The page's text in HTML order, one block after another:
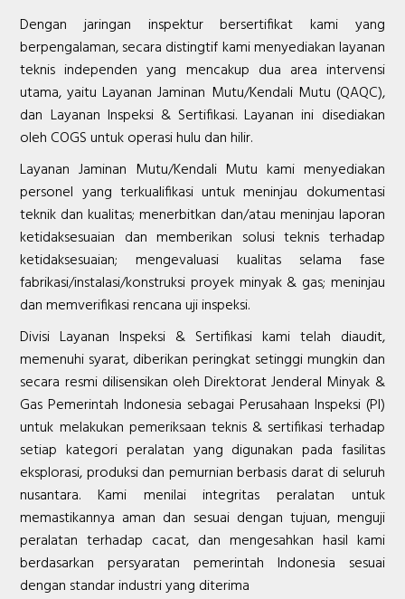
Dengan jaringan inspektur bersertifikat kami yang
berpengalaman, secara distingtif kami menyediakan layanan
teknis independen yang mencakup dua area intervensi
utama, yaitu Layanan Jaminan Mutu/Kendali Mutu (QAQC),
dan Layanan Inspeksi & Sertifikasi. Layanan ini disediakan
oleh COGS untuk operasi hulu dan hilir.
Layanan Jaminan Mutu/Kendali Mutu kami menyediakan
personel yang terkualifikasi untuk meninjau dokumentasi
teknik dan kualitas; menerbitkan dan/atau meninjau laporan
ketidaksesuaian dan memberikan solusi teknis terhadap
ketidaksesuaian; mengevaluasi kualitas selama fase
fabrikasi/instalasi/konstruksi proyek minyak & gas; meninjau
dan memverifikasi rencana uji inspeksi.
Divisi Layanan Inspeksi & Sertifikasi kami telah diaudit,
memenuhi syarat, diberikan peringkat setinggi mungkin dan
secara resmi dilisensikan oleh Direktorat Jenderal Minyak &
Gas Pemerintah Indonesia sebagai Perusahaan Inspeksi (PI)
untuk melakukan pemeriksaan teknis & sertifikasi terhadap
setiap kategori peralatan yang digunakan pada fasilitas
eksplorasi, produksi dan pemurnian berbasis darat di seluruh
nusantara. Kami menilai integritas peralatan untuk
memastikannya aman dan sesuai dengan tujuan, menguji
peralatan terhadap cacat, dan mengesahkan hasil kami
berdasarkan persyaratan pemerintah Indonesia sesuai
dengan standar industri yang diterima